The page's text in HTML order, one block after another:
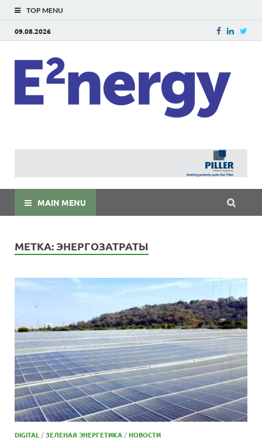
TOP MENU
09.08.2026
MAIN MENU
МЕТКА: ЭНЕРГОЗАТРАТЫ
DIGITAL /ЗЕЛЕНАЯ ЭНЕРГЕТИКА /НОВОСТИ